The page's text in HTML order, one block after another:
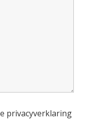
privacyverklaring